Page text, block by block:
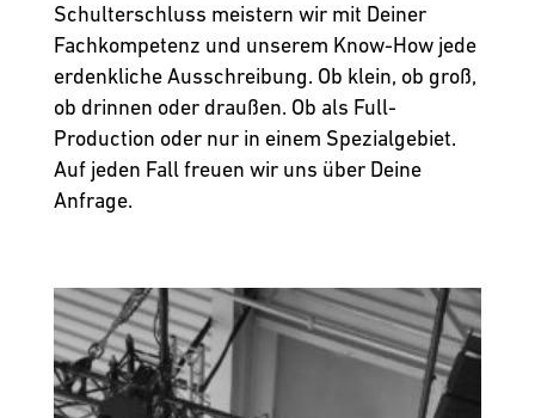
Schulterschluss meistern wir mit Deiner
Fachkompetenz und unserem Know-How jede
erdenkliche Ausschreibung. Ob klein, ob groß,
ob drinnen oder draußen. Ob als Full-
Production oder nur in einem Spezialgebiet.
Auf jeden Fall freuen wir uns über Deine
Anfrage.